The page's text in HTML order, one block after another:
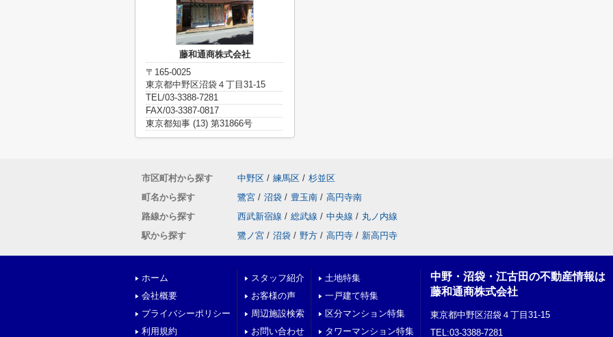
藤和通商株式会社
〒165-0025
東京都中野区沼袋４丁目31-15
TEL/03-3388-7281
FAX/03-3387-0817
東京都知事 (13) 第31866号
市区町村から探す 中野区 / 練馬区 / 杉並区
町名から探す
鷺宮 / 沼袋 / 豊玉南 / 高円寺南
路線から探す
西武新宿線 / 総武線 / 中央線 / 丸ノ内線
駅から探す
鷺ノ宮 / 沼袋 / 野方 / 高円寺 / 新高円寺
ホーム
会社概要
プライバシーポリシー
利用規約
スタッフ紹介
お客様の声
周辺施設検索
お問い合わせ
土地特集
一戸建て特集
区分マンション特集
タワーマンション特集
中野・沼袋・江古田の不動産情報は
藤和通商株式会社
東京都中野区沼袋４丁目31-15
TEL:03-3388-7281